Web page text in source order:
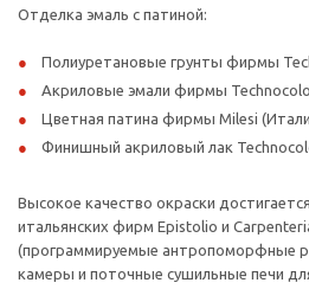
Отделка эмаль с патиной:
Полиуретановые грунты фирмы
Акриловые эмали фирмы
Цветная патина фирмы Milesi
Финишный акриловый лак
Высокое качество окраски
итальянских фирм Epistolio и
(программируемые антропоморфные
камеры и поточные сушильные печи